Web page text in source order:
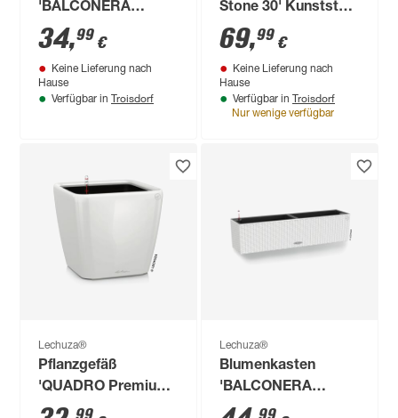
'BALCONERA
Cottage 50'
Kunststoff weiß 50 x
19 x 19 cm
34,99 €
Keine Lieferung nach
Hause
Verfügbar in Troisdorf
Stone 30' Kunststoff
steingrau 56,8 x 30 x
30 cm
69,99 €
Keine Lieferung nach
Hause
Verfügbar in Troisdorf
Nur wenige verfügbar
Lechuza®
Pflanzgefäß
'QUADRO Premium
LS 21' Kunststoff
Lechuza®
Blumenkasten
'BALCONERA
Cottage 80'